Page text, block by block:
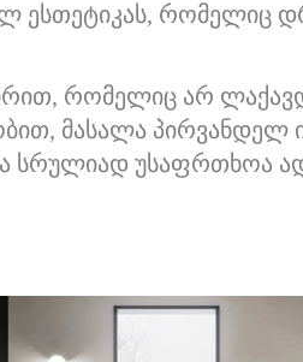
ესთეტიკას,
რომელიც არ
მასალა პირვანდელ
უსაფრთხოა